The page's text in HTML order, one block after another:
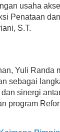
usaha
Penataan
S.T.
Yuli Randa
sebagai
sinergi
program